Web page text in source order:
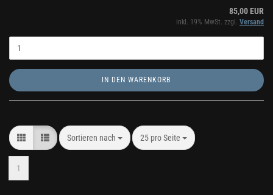
85,00 EUR
inkl. 19% MwSt. zzgl. Versand
IN DEN WARENKORB
Sortieren nach
Sortieren nach 25 pro Seite
pro Seite
1